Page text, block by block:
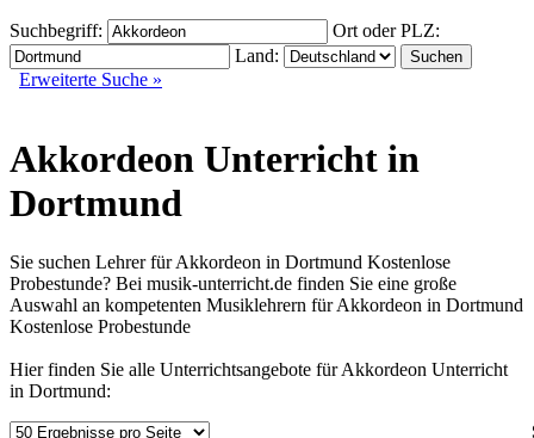
Suchbegriff:
Ort oder PLZ:
Land:
Erweiterte Suche »
Akkordeon Unterricht in
Dortmund
Sie suchen Lehrer für Akkordeon in Dortmund Kostenlose
Probestunde? Bei musik-unterricht.de finden Sie eine große
Auswahl an kompetenten Musiklehrern für Akkordeon in Dortmund
Kostenlose Probestunde
Hier finden Sie alle Unterrichtsangebote für Akkordeon Unterricht
in Dortmund: